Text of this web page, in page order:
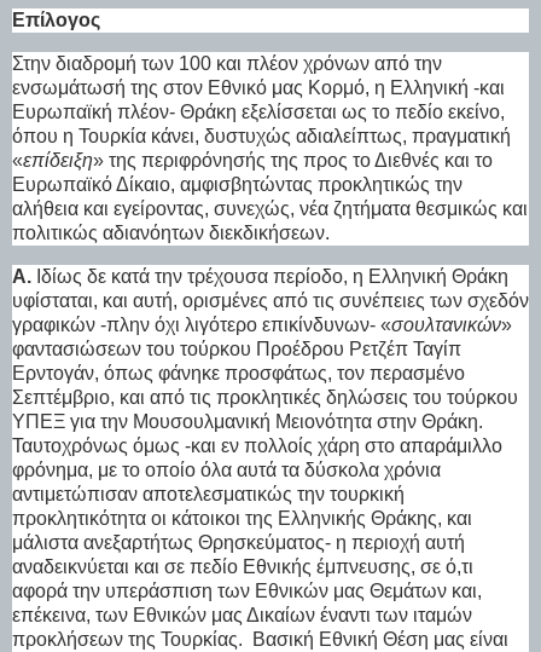
Επίλογος
Στην διαδρομή των 100 και πλέον χρόνων από την
ενσωμάτωσή της στον Εθνικό μας Κορμό, η Ελληνική -και
Ευρωπαϊκή πλέον- Θράκη εξελίσσεται ως το πεδίο εκείνο,
όπου η Τουρκία κάνει, δυστυχώς αδιαλείπτως, πραγματική
«επίδειξη» της περιφρόνησής της προς το Διεθνές και το
Ευρωπαϊκό Δίκαιο, αμφισβητώντας προκλητικώς την
αλήθεια και εγείροντας, συνεχώς, νέα ζητήματα θεσμικώς και
πολιτικώς αδιανόητων διεκδικήσεων.
Α. Ιδίως δε κατά την τρέχουσα περίοδο, η Ελληνική Θράκη
υφίσταται, και αυτή, ορισμένες από τις συνέπειες των σχεδόν
γραφικών -πλην όχι λιγότερο επικίνδυνων- «σουλτανικών»
φαντασιώσεων του τούρκου Προέδρου Ρετζέπ Ταγίπ
Ερντογάν, όπως φάνηκε προσφάτως, τον περασμένο
Σεπτέμβριο, και από τις προκλητικές δηλώσεις του τούρκου
ΥΠΕΞ για την Μουσουλμανική Μειονότητα στην Θράκη.
Ταυτοχρόνως όμως -και εν πολλοίς χάρη στο απαράμιλλο
φρόνημα, με το οποίο όλα αυτά τα δύσκολα χρόνια
αντιμετώπισαν αποτελεσματικώς την τουρκική
προκλητικότητα οι κάτοικοι της Ελληνικής Θράκης, και
μάλιστα ανεξαρτήτως Θρησκεύματος- η περιοχή αυτή
αναδεικνύεται και σε πεδίο Εθνικής έμπνευσης, σε ό,τι
αφορά την υπεράσπιση των Εθνικών μας Θεμάτων και,
επέκεινα, των Εθνικών μας Δικαίων έναντι των ιταμών
προκλήσεων της Τουρκίας.
Βασική Εθνική Θέση μας είναι